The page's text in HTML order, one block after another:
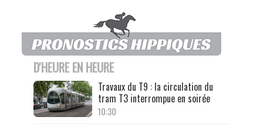
D'HEURE EN HEURE
Travaux du T9 : la circulation du
tram T3 interrompue en soirée
10:30